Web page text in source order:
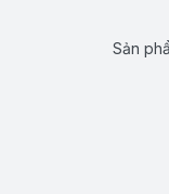
Sản